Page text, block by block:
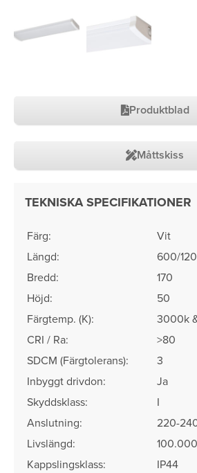
Produktblad
Måttskiss
TEKNISKA SPECIFIKATIONER
Färg:
Vit
Längd:
600/
Bredd:
170
Höjd:
50
Färgtemp. (K):
3000k
CRI / Ra:
>80
SDCM (Färgtolerans)​:
3
Inbyggt drivdon:
Ja
Skyddsklass:
I
Anslutning:
220-
Livslängd:
Kappslingsklass:
IP44